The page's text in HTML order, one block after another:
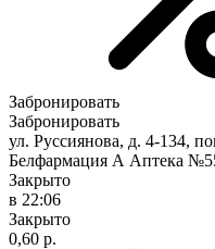
Забронировать
Забронировать
ул. Руссиянова, д. 4-134,
Белфармация А Аптека
Закрыто
в 22:06
Закрыто
0,60 р.